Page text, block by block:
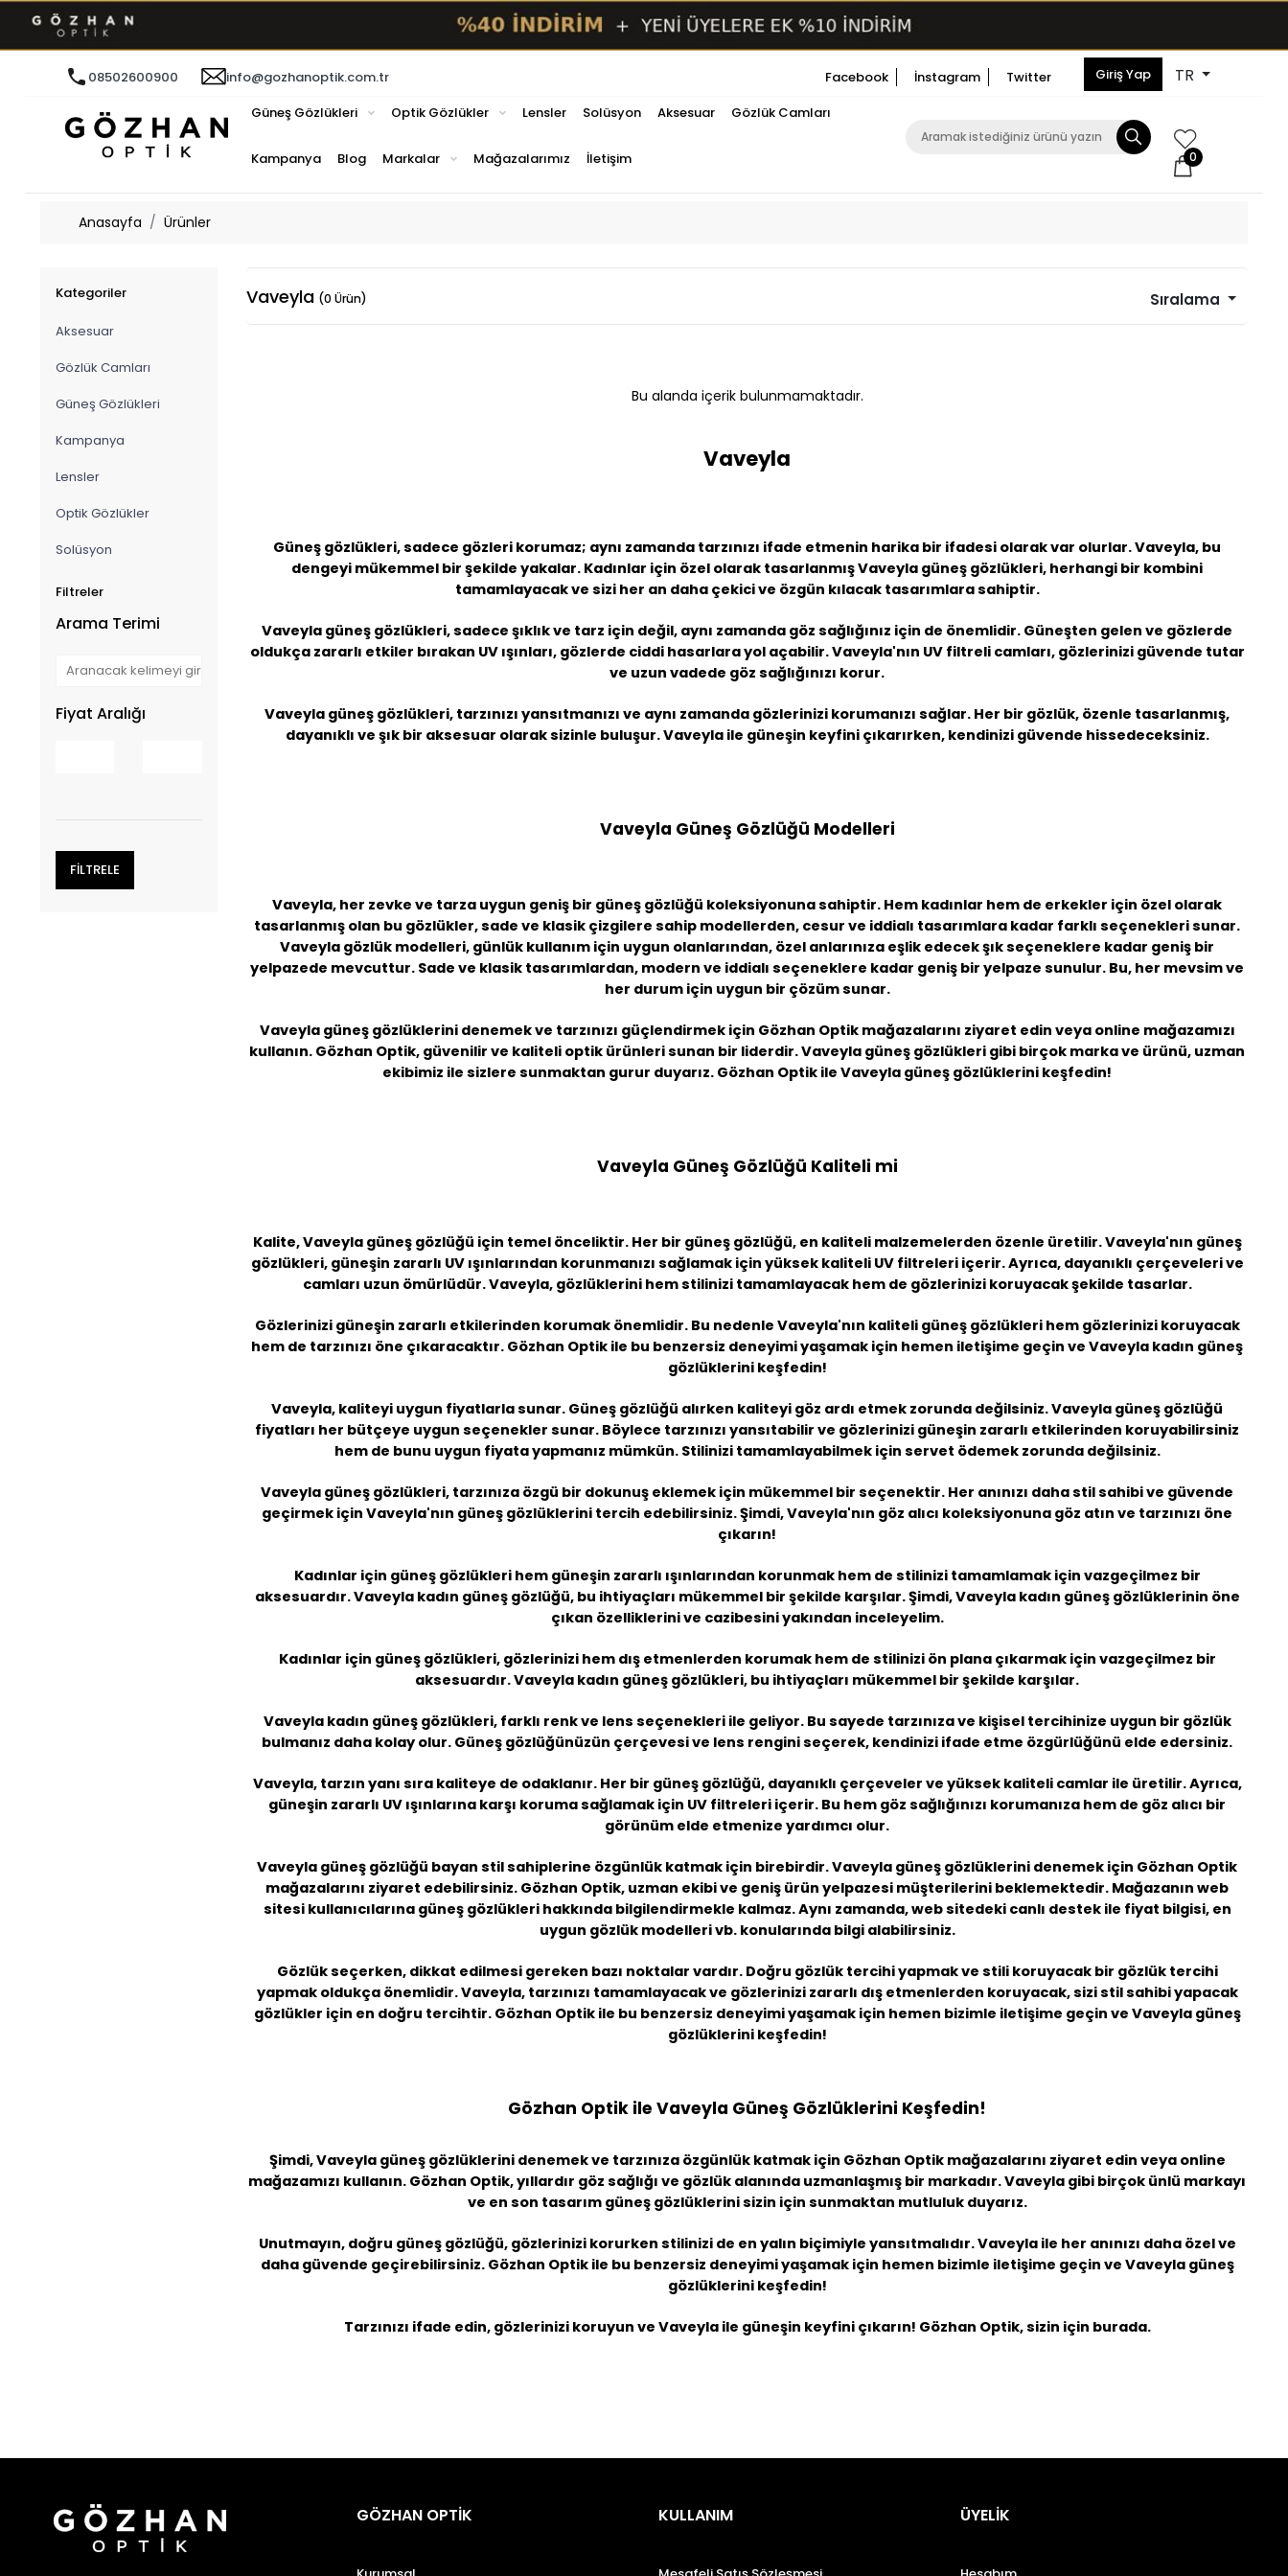
08502600900 info@gozhanoptik.com.tr Facebook İnstagram Twitter Giriş Yap TR
Güneş Gözlükleri Optik Gözlükler Lensler Solüsyon Aksesuar Gözlük Camları
Kampanya Blog Markalar Mağazalarımız İletişim 0
Anasayfa Ürünler
Kategoriler
Aksesuar
Gözlük Camları
Güneş Gözlükleri
Kampanya
Lensler
Optik Gözlükler
Solüsyon
Filtreler
Arama Terimi
Fiyat Aralığı
Vaveyla (0 Ürün) Sıralama
Bu alanda içerik bulunmamaktadır.
Vaveyla
Güneş gözlükleri, sadece gözleri korumaz; aynı zamanda tarzınızı ifade etmenin harika bir ifadesi olarak var olurlar. Vaveyla, bu
dengeyi mükemmel bir şekilde yakalar. Kadınlar için özel olarak tasarlanmış Vaveyla güneş gözlükleri, herhangi bir kombini
tamamlayacak ve sizi her an daha çekici ve özgün kılacak tasarımlara sahiptir.
Vaveyla güneş gözlükleri, sadece şıklık ve tarz için değil, aynı zamanda göz sağlığınız için de önemlidir. Güneşten gelen ve gözlerde
oldukça zararlı etkiler bırakan UV ışınları, gözlerde ciddi hasarlara yol açabilir. Vaveyla'nın UV filtreli camları, gözlerinizi güvende tutar
ve uzun vadede göz sağlığınızı korur.
Vaveyla güneş gözlükleri, tarzınızı yansıtmanızı ve aynı zamanda gözlerinizi korumanızı sağlar. Her bir gözlük, özenle tasarlanmış,
dayanıklı ve şık bir aksesuar olarak sizinle buluşur. Vaveyla ile güneşin keyfini çıkarırken, kendinizi güvende hissedeceksiniz.
Vaveyla Güneş Gözlüğü Modelleri
Vaveyla, her zevke ve tarza uygun geniş bir güneş gözlüğü koleksiyonuna sahiptir. Hem kadınlar hem de erkekler için özel olarak
tasarlanmış olan bu gözlükler, sade ve klasik çizgilere sahip modellerden, cesur ve iddialı tasarımlara kadar farklı seçenekleri sunar.
Vaveyla gözlük modelleri, günlük kullanım için uygun olanlarından, özel anlarınıza eşlik edecek şık seçeneklere kadar geniş bir
yelpazede mevcuttur. Sade ve klasik tasarımlardan, modern ve iddialı seçeneklere kadar geniş bir yelpaze sunulur. Bu, her mevsim ve
her durum için uygun bir çözüm sunar.
Vaveyla güneş gözlüklerini denemek ve tarzınızı güçlendirmek için Gözhan Optik mağazalarını ziyaret edin veya online mağazamızı
kullanın. Gözhan Optik, güvenilir ve kaliteli optik ürünleri sunan bir liderdir. Vaveyla güneş gözlükleri gibi birçok marka ve ürünü, uzman
ekibimiz ile sizlere sunmaktan gurur duyarız. Gözhan Optik ile Vaveyla güneş gözlüklerini keşfedin!
Vaveyla Güneş Gözlüğü Kaliteli mi
Kalite,Vaveyla güneş gözlüğü için temel önceliktir. Her bir güneş gözlüğü, en kaliteli malzemelerden özenle üretilir. Vaveyla'nın güneş
gözlükleri, güneşin zararlı UV ışınlarından korunmanızı sağlamak için yüksek kaliteli UV filtreleri içerir. Ayrıca, dayanıklı çerçeveleri ve
camları uzun ömürlüdür. Vaveyla, gözlüklerini hem stilinizi tamamlayacak hem de gözlerinizi koruyacak şekilde tasarlar.
Gözlerinizi güneşin zararlı etkilerinden korumak önemlidir. Bu nedenle Vaveyla'nın kaliteli güneş gözlükleri hem gözlerinizi koruyacak
hem de tarzınızı öne çıkaracaktır. Gözhan Optik ile bu benzersiz deneyimi yaşamak için hemen iletişime geçin ve Vaveyla kadın güneş
gözlüklerini keşfedin!
Vaveyla, kaliteyi uygun fiyatlarla sunar. Güneş gözlüğü alırken kaliteyi göz ardı etmek zorunda değilsiniz.Vaveyla güneş gözlüğü
fiyatları her bütçeye uygun seçenekler sunar. Böylece tarzınızı yansıtabilir ve gözlerinizi güneşin zararlı etkilerinden koruyabilirsiniz
hem de bunu uygun fiyata yapmanız mümkün. Stilinizi tamamlayabilmek için servet ödemek zorunda değilsiniz.
Vaveyla güneş gözlükleri, tarzınıza özgü bir dokunuş eklemek için mükemmel bir seçenektir. Her anınızı daha stil sahibi ve güvende
geçirmek için Vaveyla'nın güneş gözlüklerini tercih edebilirsiniz. Şimdi, Vaveyla'nın göz alıcı koleksiyonuna göz atın ve tarzınızı öne
çıkarın!
Kadınlar için güneş gözlükleri hem güneşin zararlı ışınlarından korunmak hem de stilinizi tamamlamak için vazgeçilmez bir
aksesuardır.Vaveyla kadın güneş gözlüğü, bu ihtiyaçları mükemmel bir şekilde karşılar. Şimdi, Vaveyla kadın güneş gözlüklerinin öne
çıkan özelliklerini ve cazibesini yakından inceleyelim.
Kadınlar için güneş gözlükleri, gözlerinizi hem dış etmenlerden korumak hem de stilinizi ön plana çıkarmak için vazgeçilmez bir
aksesuardır. Vaveyla kadın güneş gözlükleri, bu ihtiyaçları mükemmel bir şekilde karşılar.
Vaveyla kadın güneş gözlükleri, farklı renk ve lens seçenekleri ile geliyor. Bu sayede tarzınıza ve kişisel tercihinize uygun bir gözlük
bulmanız daha kolay olur. Güneş gözlüğünüzün çerçevesi ve lens rengini seçerek, kendinizi ifade etme özgürlüğünü elde edersiniz.
Vaveyla, tarzın yanı sıra kaliteye de odaklanır. Her bir güneş gözlüğü, dayanıklı çerçeveler ve yüksek kaliteli camlar ile üretilir. Ayrıca,
güneşin zararlı UV ışınlarına karşı koruma sağlamak için UV filtreleri içerir. Bu hem göz sağlığınızı korumanıza hem de göz alıcı bir
görünüm elde etmenize yardımcı olur.
Vaveyla güneş gözlüğü bayan stil sahiplerine özgünlük katmak için birebirdir. Vaveyla güneş gözlüklerini denemek için Gözhan Optik
mağazalarını ziyaret edebilirsiniz. Gözhan Optik, uzman ekibi ve geniş ürün yelpazesi müşterilerini beklemektedir. Mağazanın web
sitesi kullanıcılarına güneş gözlükleri hakkında bilgilendirmekle kalmaz. Aynı zamanda, web sitedeki canlı destek ile fiyat bilgisi, en
uygun gözlük modelleri vb. konularında bilgi alabilirsiniz.
Gözlük seçerken, dikkat edilmesi gereken bazı noktalar vardır. Doğru gözlük tercihi yapmak ve stili koruyacak bir gözlük tercihi
yapmak oldukça önemlidir. Vaveyla, tarzınızı tamamlayacak ve gözlerinizi zararlı dış etmenlerden koruyacak, sizi stil sahibi yapacak
gözlükler için en doğru tercihtir. Gözhan Optik ile bu benzersiz deneyimi yaşamak için hemen bizimle iletişime geçin ve Vaveyla güneş
gözlüklerini keşfedin!
Gözhan Optik ile Vaveyla Güneş Gözlüklerini Keşfedin!
Şimdi, Vaveyla güneş gözlüklerini denemek ve tarzınıza özgünlük katmak için Gözhan Optik mağazalarını ziyaret edin veya online
mağazamızı kullanın. Gözhan Optik, yıllardır göz sağlığı ve gözlük alanında uzmanlaşmış bir markadır. Vaveyla gibi birçok ünlü markayı
ve en son tasarım güneş gözlüklerini sizin için sunmaktan mutluluk duyarız.
Unutmayın, doğru güneş gözlüğü, gözlerinizi korurken stilinizi de en yalın biçimiyle yansıtmalıdır. Vaveyla ile her anınızı daha özel ve
daha güvende geçirebilirsiniz. Gözhan Optik ile bu benzersiz deneyimi yaşamak için hemen bizimle iletişime geçin ve Vaveyla güneş
gözlüklerini keşfedin!
Tarzınızı ifade edin, gözlerinizi koruyun ve Vaveyla ile güneşin keyfini çıkarın! Gözhan Optik, sizin için burada.
GÖZHAN OPTİK KULLANIM ÜYELİK